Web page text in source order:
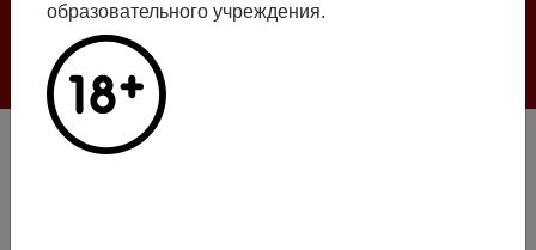
Галлюцинации больших языковых моделей
в клинической урологии
Клиническое обоснование зависимости оценки уровня
образовательного учреждения.